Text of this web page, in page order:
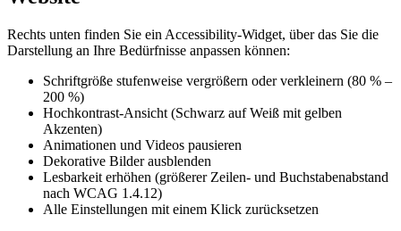
Rechts unten finden Sie ein Accessibility-Widget, über das Sie die
Darstellung an Ihre Bedürfnisse anpassen können:
Schriftgröße stufenweise vergrößern oder verkleinern (80 % –
200 %)
Hochkontrast-Ansicht (Schwarz auf Weiß mit gelben
Akzenten)
Animationen und Videos pausieren
Dekorative Bilder ausblenden
Lesbarkeit erhöhen (größerer Zeilen- und Buchstabenabstand
nach WCAG 1.4.12)
Alle Einstellungen mit einem Klick zurücksetzen